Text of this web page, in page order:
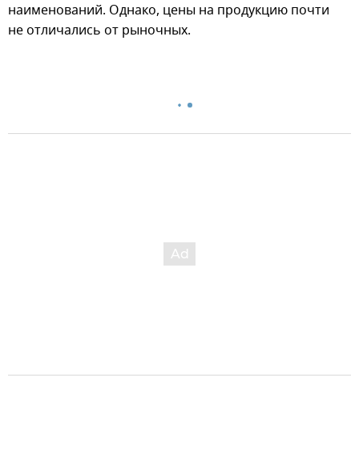
наименований. Однако, цены на продукцию почти
не отличались от рыночных.